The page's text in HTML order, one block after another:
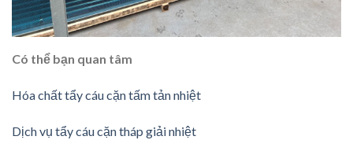
Có thể bạn quan tâm
Hóa chất tẩy cáu cặn tấm tản nhiệt
Dịch vụ tẩy cáu cặn tháp giải nhiệt